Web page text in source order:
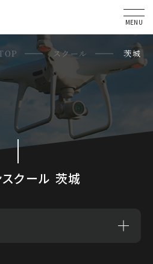
MENU
スクール 茨城
スクール 茨城